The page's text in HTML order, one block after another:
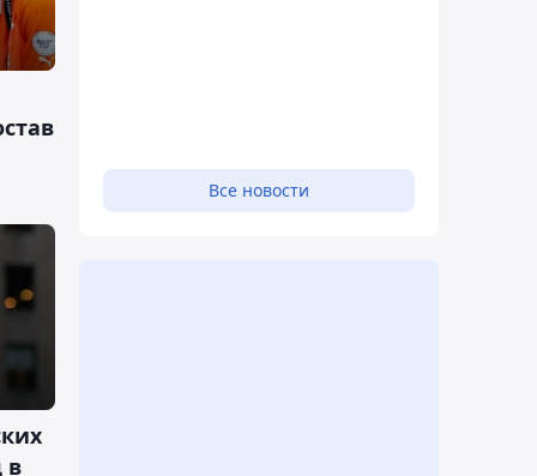
в
Все новости